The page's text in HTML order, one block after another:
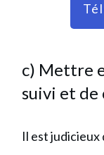
c) Mettre
suivi et de
Il est judicieux